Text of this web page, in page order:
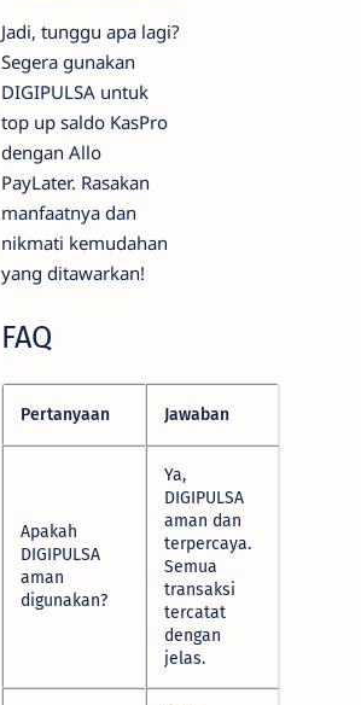
Jadi, tunggu apa lagi?
Segera gunakan
DIGIPULSA untuk
top up saldo KasPro
dengan Allo
PayLater. Rasakan
manfaatnya dan
nikmati kemudahan
yang ditawarkan!
FAQ
Pertanyaan Jawaban
Apakah
DIGIPULSA
aman
digunakan?
Ya,
DIGIPULSA
aman dan
terpercaya.
Semua
transaksi
tercatat
dengan
jelas.